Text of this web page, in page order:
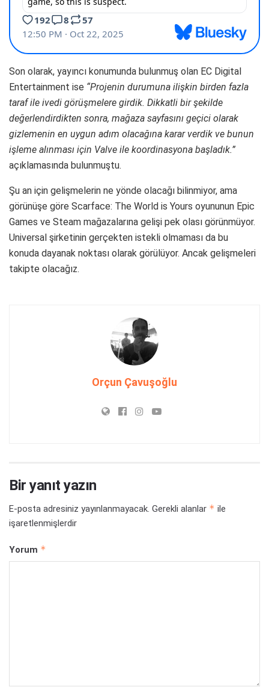
Son olarak, yayıncı konumunda bulunmuş olan EC Digital
Entertainment ise “Projenin durumuna ilişkin birden fazla
taraf ile ivedi görüşmelere girdik. Dikkatli bir şekilde
değerlendirdikten sonra, mağaza sayfasını geçici olarak
gizlemenin en uygun adım olacağına karar verdik ve bunun
işleme alınması için Valve ile koordinasyona başladık.”
açıklamasında bulunmuştu.
Şu an için gelişmelerin ne yönde olacağı bilinmiyor, ama
görünüşe göre Scarface: The World is Yours oyununun Epic
Games ve Steam mağazalarına gelişi pek olası görünmüyor.
Universal şirketinin gerçekten istekli olmaması da bu
konuda dayanak noktası olarak görülüyor. Ancak gelişmeleri
takipte olacağız.
Orçun Çavuşoğlu
Bir yanıt yazın
E-posta adresiniz yayınlanmayacak. Gerekli alanlar * ile
işaretlenmişlerdir
Yorum *